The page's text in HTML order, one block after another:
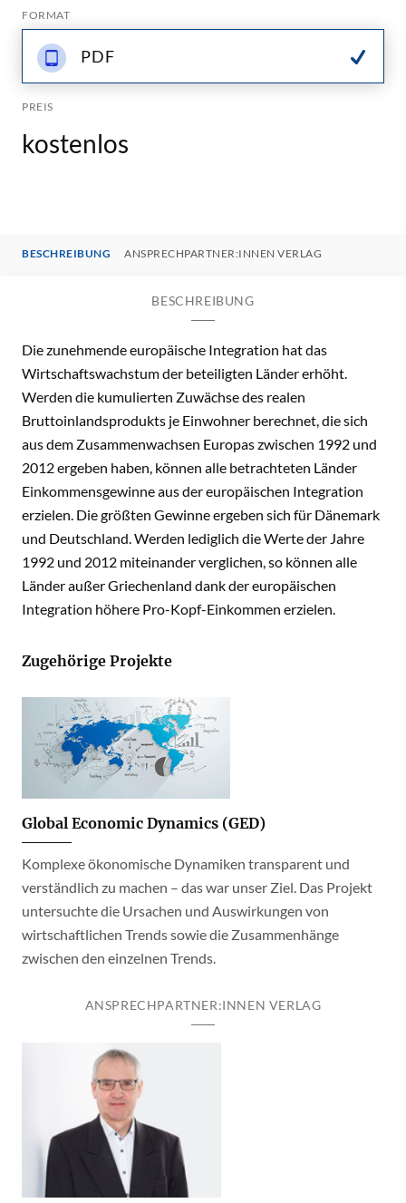
FORMAT
PDF
PREIS
kostenlos
BESCHREIBUNG ANSPRECHPARTNER:INNEN VERLAG
BESCHREIBUNG
Die zunehmende europäische Integration hat das
Wirtschaftswachstum der beteiligten Länder erhöht.
Werden die kumulierten Zuwächse des realen
Bruttoinlandsprodukts je Einwohner berechnet, die sich
aus dem Zusammenwachsen Europas zwischen 1992 und
2012 ergeben haben, können alle betrachteten Länder
Einkommensgewinne aus der europäischen Integration
erzielen. Die größten Gewinne ergeben sich für Dänemark
und Deutschland. Werden lediglich die Werte der Jahre
1992 und 2012 miteinander verglichen, so können alle
Länder außer Griechenland dank der europäischen
Integration höhere Pro-Kopf-Einkommen erzielen.
Zugehörige Projekte
Global Economic Dynamics (GED)
Komplexe ökonomische Dynamiken transparent und
verständlich zu machen – das war unser Ziel. Das Projekt
untersuchte die Ursachen und Auswirkungen von
wirtschaftlichen Trends sowie die Zusammenhänge
zwischen den einzelnen Trends.
ANSPRECHPARTNER:INNEN VERLAG